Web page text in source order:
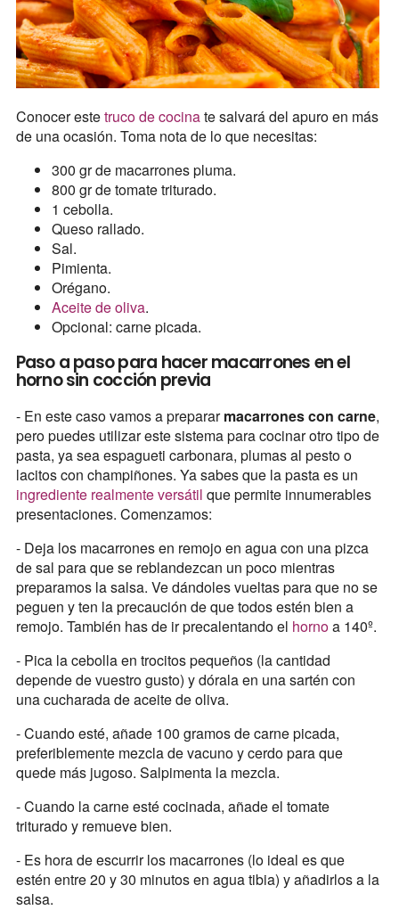
Conocer estetruco de cocinate salvará del apuro en más
de una ocasión. Toma nota de lo que necesitas:
300 gr de macarrones pluma.
800 gr de tomate triturado.
1 cebolla.
Queso rallado.
Sal.
Pimienta.
Orégano.
Aceite de oliva.
Opcional: carne picada.
Paso a paso para hacer macarrones en el
horno sin cocción previa
- En este caso vamos a prepararmacarrones con carne,
pero puedes utilizar este sistema para cocinar otro tipo de
pasta, ya sea espagueti carbonara, plumas al pesto o
lacitos con champiñones. Ya sabes que la pasta es un
ingrediente realmente versátil que permite innumerables
presentaciones. Comenzamos:
- Deja los macarrones en remojo en agua con una pizca
de sal para que se reblandezcan un poco mientras
preparamos la salsa. Ve dándoles vueltas para que no se
peguen y ten la precaución de que todos estén bien a
remojo. También has de ir precalentando el hornoa 140º.
- Pica la cebolla en trocitos pequeños (la cantidad
depende de vuestro gusto) y dórala en una sartén con
una cucharada de aceite de oliva.
- Cuando esté, añade 100 gramos de carne picada,
preferiblemente mezcla de vacuno y cerdo para que
quede más jugoso. Salpimenta la mezcla.
- Cuando la carne esté cocinada, añade el tomate
triturado y remueve bien.
- Es hora de escurrir los macarrones (lo ideal es que
estén entre 20 y 30 minutos en agua tibia) y añadirlos a la
salsa.